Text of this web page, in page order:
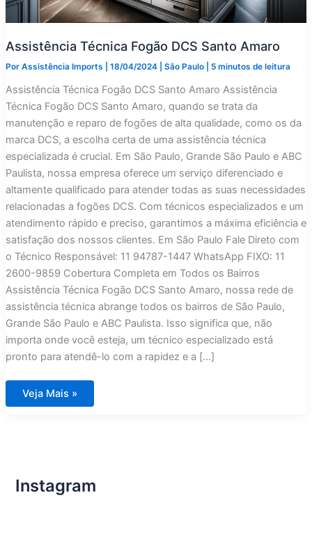
Assistência Técnica Fogão DCS Santo Amaro
Por Assistência Imports 18/04/2024 São Paulo| 5 minutos de leitura
Assistência Técnica Fogão DCS Santo Amaro Assistência
Técnica Fogão DCS Santo Amaro, quando se trata da
manutenção e reparo de fogões de alta qualidade, como os da
marca DCS, a escolha certa de uma assistência técnica
especializada é crucial. Em São Paulo, Grande São Paulo e ABC
Paulista, nossa empresa oferece um serviço diferenciado e
altamente qualificado para atender todas as suas necessidades
relacionadas a fogões DCS. Com técnicos especializados e um
atendimento rápido e preciso, garantimos a máxima eficiência e
satisfação dos nossos clientes. Em São Paulo Fale Direto com
o Técnico Responsável: 11 94787-1447 WhatsApp FIXO: 11
2600-9859 Cobertura Completa em Todos os Bairros
Assistência Técnica Fogão DCS Santo Amaro, nossa rede de
assistência técnica abrange todos os bairros de São Paulo,
Grande São Paulo e ABC Paulista. Isso significa que, não
importa onde você esteja, um técnico especializado está
pronto para atendê-lo com a rapidez e a […]
Assistência
Técnica
Veja Mais »
Instagram